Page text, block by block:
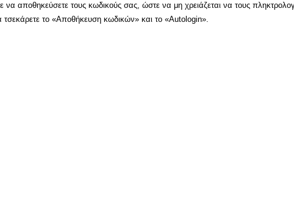
να αποθηκεύσετε τους κωδικούς σας, ώστε να μη χρειάζεται να τους
τσεκάρετε το «Αποθήκευση κωδικών» και το «Autologin».